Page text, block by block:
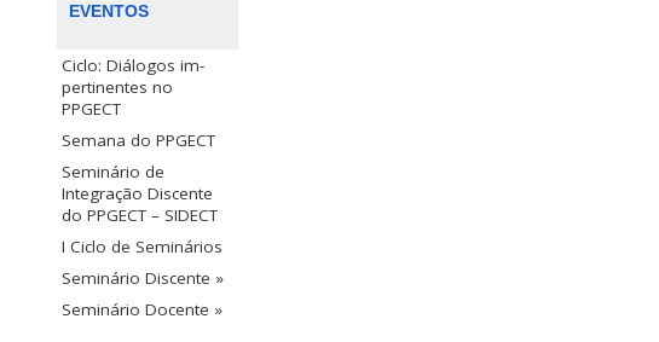
EVENTOS
Ciclo: Diálogos im-
pertinentes no
PPGECT
Semana do PPGECT
Seminário de
Integração Discente
do PPGECT – SIDECT
I Ciclo de Seminários
Seminário Discente »
Seminário Docente »